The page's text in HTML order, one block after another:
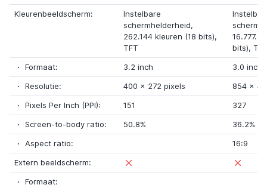
Kleurenbeeldscherm:
Instelbare
schermhelderheid,
262.144 kleuren (18 bits),
TFT
bits),
Formaat:
3.2 inch
3.0 inch
Resolutie:
400 x 272 pixels 854 x
Pixels Per Inch (PPI):
151
327
Screen-to-body ratio:
50.8%
36.2%
Aspect ratio:
16:9
Extern beeldscherm:
Formaat: